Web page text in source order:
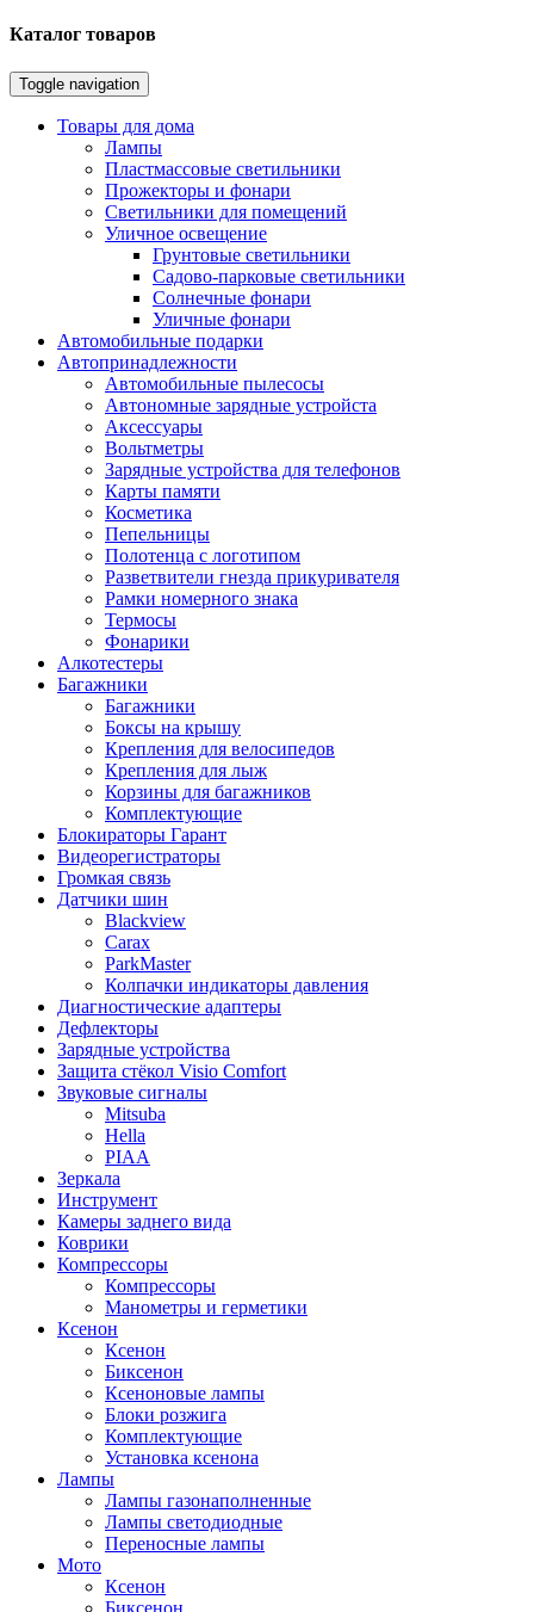
Каталог товаров
Toggle navigation
Товары для дома
Лампы
Пластмассовые светильники
Прожекторы и фонари
Светильники для помещений
Уличное освещение
Грунтовые светильники
Садово-парковые светильники
Солнечные фонари
Уличные фонари
Автомобильные подарки
Автопринадлежности
Автомобильные пылесосы
Автономные зарядные устройста
Аксессуары
Вольтметры
Зарядные устройства для телефонов
Карты памяти
Косметика
Пепельницы
Полотенца с логотипом
Разветвители гнезда прикуривателя
Рамки номерного знака
Термосы
Фонарики
Алкотестеры
Багажники
Багажники
Боксы на крышу
Крепления для велосипедов
Крепления для лыж
Корзины для багажников
Комплектующие
Блокираторы Гарант
Видеорегистраторы
Громкая связь
Датчики шин
Blackview
Carax
ParkMaster
Колпачки индикаторы давления
Диагностические адаптеры
Дефлекторы
Зарядные устройства
Защита стёкол Visio Comfort
Звуковые сигналы
Mitsuba
Hella
PIAA
Зеркала
Инструмент
Камеры заднего вида
Коврики
Компрессоры
Компрессоры
Манометры и герметики
Ксенон
Ксенон
Биксенон
Ксеноновые лампы
Блоки розжига
Комплектующие
Установка ксенона
Лампы
Лампы газонаполненные
Лампы светодиодные
Переносные лампы
Мото
Ксенон
Биксенон